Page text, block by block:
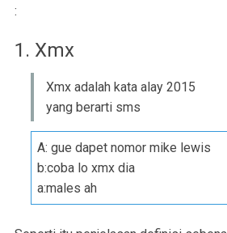
:
1. Xmx
Xmx adalah kata alay 2015
yang berarti sms
A: gue dapet nomor mike lewis
b:coba lo xmx dia
a:males ah